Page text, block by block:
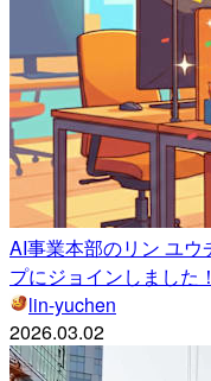
AI事業本部のリン ユ
プにジョインしました！
lin-yuchen
2026.03.02